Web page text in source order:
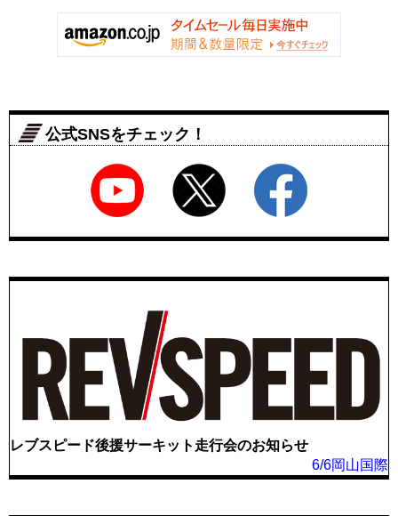
公式SNSをチェック！
レブスピード後援サーキット走行会のお知らせ
6/6岡山国際